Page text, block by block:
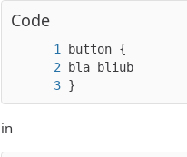
Code
}
in